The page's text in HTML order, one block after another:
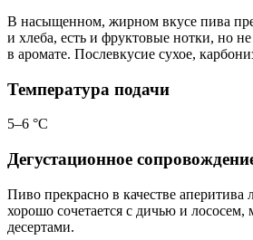
В насыщенном, жирном вкусе пива
и хлеба, есть и фруктовые нотки, но
в аромате. Послевкусие сухое,
Температура подачи
5–6 °C
Дегустационное
Пиво прекрасно в качестве аперитива
хорошо сочетается с дичью и лососем,
десертами.